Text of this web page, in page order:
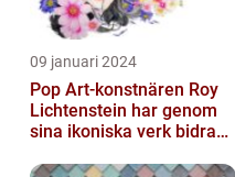
09 januari 2024
Pop Art-konstnären Roy
Lichtenstein har genom
sina ikoniska verk bidragit